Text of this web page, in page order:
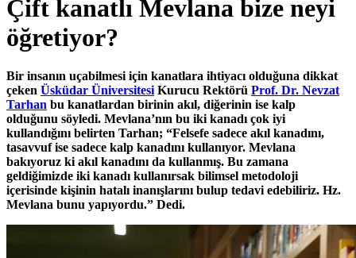
Çift kanatlı Mevlana bize neyi
öğretiyor?
Bir insanın uçabilmesi için kanatlara ihtiyacı olduğuna dikkat
çeken Üsküdar Üniversitesi Kurucu Rektörü Prof. Dr. Nevzat
Tarhan bu kanatlardan birinin akıl, diğerinin ise kalp
olduğunu söyledi. Mevlana’nın bu iki kanadı çok iyi
kullandığını belirten Tarhan; “Felsefe sadece akıl kanadını,
tasavvuf ise sadece kalp kanadını kullanıyor. Mevlana
bakıyoruz ki akıl kanadını da kullanmış. Bu zamana
geldiğimizde iki kanadı kullanırsak bilimsel metodoloji
içerisinde kişinin hatalı inanışlarını bulup tedavi edebiliriz. Hz.
Mevlana bunu yapıyordu.” Dedi.